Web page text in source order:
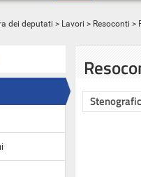
dei deputati > Lavori > Resoconti >